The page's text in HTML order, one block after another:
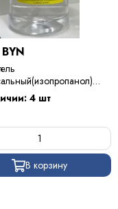
4 шт
В корзину